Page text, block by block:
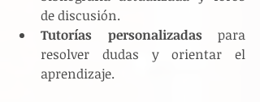
de discusión.
Tutorías personalizadas para
resolver dudas y orientar el
aprendizaje.